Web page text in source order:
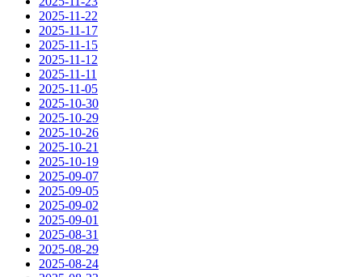
2025-11-22
2025-11-17
2025-11-15
2025-11-12
2025-11-11
2025-11-05
2025-10-30
2025-10-29
2025-10-26
2025-10-21
2025-10-19
2025-09-07
2025-09-05
2025-09-02
2025-09-01
2025-08-31
2025-08-29
2025-08-24